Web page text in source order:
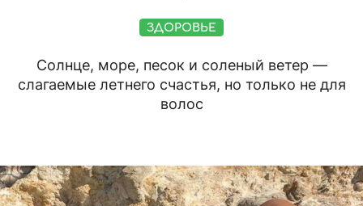
ЗДОРОВЬЕ
Солнце, море, песок и соленый ветер —
слагаемые летнего счастья, но только не для
волос